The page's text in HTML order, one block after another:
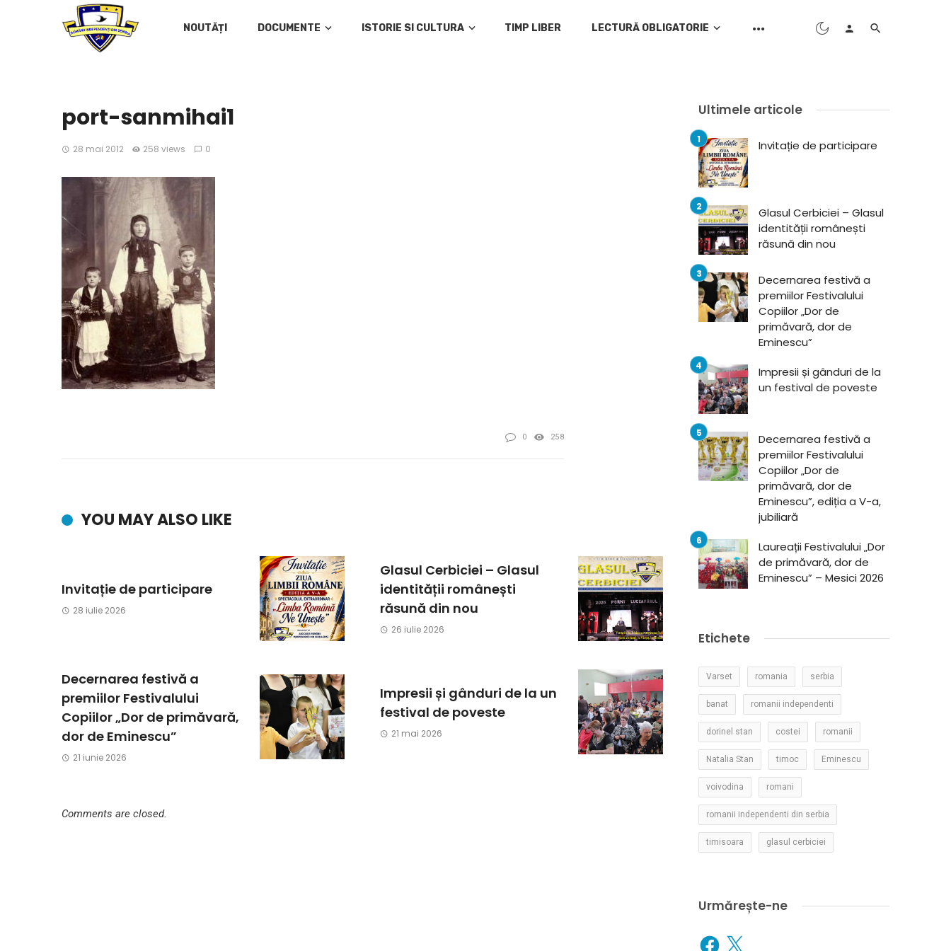
NOUTĂȚI DOCUMENTE ISTORIE SI CULTURA TIMP LIBER LECTURĂ OBLIGATORIE
port-sanmihai1
28 mai 2012 258 views 0
0 258
YOU MAY ALSO LIKE
Invitație de participare
28 iulie 2026
Glasul Cerbiciei – Glasul
identității românești
răsună din nou
26 iulie 2026
Decernarea festivă a
premiilor Festivalului
Copiilor „Dor de primăvară,
dor de Eminescu”
21 iunie 2026
Impresii și gânduri de la un
festival de poveste
21 mai 2026
Comments are closed.
Ultimele articole
Invitație de participare
Glasul Cerbiciei – Glasul
identității românești
răsună din nou
Decernarea festivă a
premiilor Festivalului
Copiilor „Dor de
primăvară, dor de
Eminescu”
Impresii și gânduri de la
un festival de poveste
Decernarea festivă a
premiilor Festivalului
Copiilor „Dor de
primăvară, dor de
Eminescu”, ediția a V-a,
jubiliară
Laureații Festivalului „Dor
de primăvară, dor de
Eminescu” – Mesici 2026
Etichete
Varset romania serbia
banat romanii independenti
dorinel stan costei romanii
Natalia Stan timoc Eminescu
voivodina romani
romanii independenti din serbia
timisoara glasul cerbiciei
Urmărește-ne
Facebook
X